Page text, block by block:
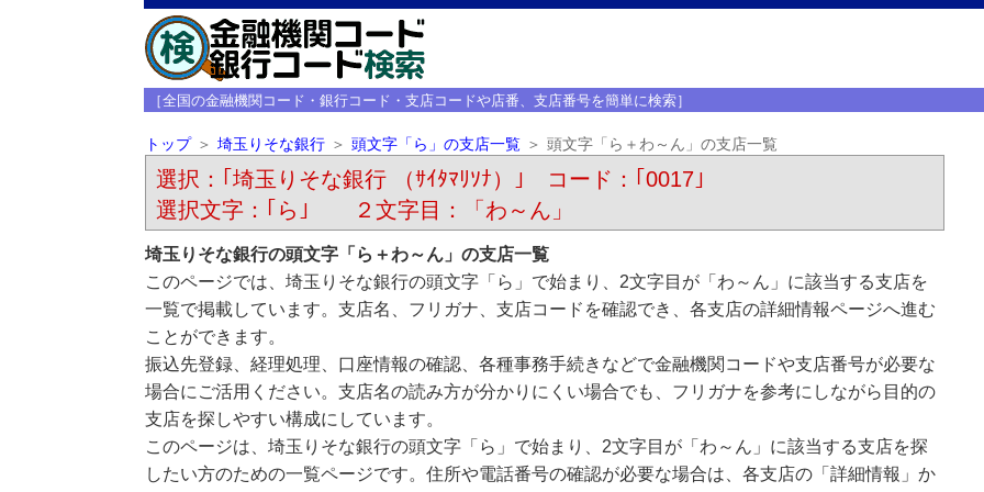
［全国の金融機関コード・銀行コード・支店コードや店番、支店番号を簡単に検索］
トップ 埼玉りそな銀行 頭文字「ら」の支店一覧 頭文字「ら＋わ～ん」の支店一覧
選択：｢埼玉りそな銀行 （ｻｲﾀﾏﾘｿﾅ）｣ コード：｢0017｣
選択文字：｢ら｣ ２文字目：「わ～ん」
埼玉りそな銀行の頭文字「ら＋わ～ん」の支店一覧
このページでは、埼玉りそな銀行の頭文字「ら」で始まり、2文字目が「わ～ん」に該当する支店を
一覧で掲載しています。支店名、フリガナ、支店コードを確認でき、各支店の詳細情報ページへ進む
ことができます。
振込先登録、経理処理、口座情報の確認、各種事務手続きなどで金融機関コードや支店番号が必要な
場合にご活用ください。支店名の読み方が分かりにくい場合でも、フリガナを参考にしながら目的の
支店を探しやすい構成にしています。
このページは、埼玉りそな銀行の頭文字「ら」で始まり、2文字目が「わ～ん」に該当する支店を探
したい方のための一覧ページです。住所や電話番号の確認が必要な場合は、各支店の「詳細情報」か